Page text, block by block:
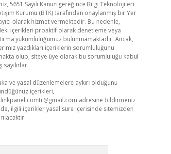
5651 Sayılı Kanun gereğince Bilgi Teknolojileri
Kurumu (BTK) tarafından onaylanmış bir Yer
olarak hizmet vermektedir. Bu nedenle,
içerikleri proaktif olarak denetleme veya
yükümlülüğümüz bulunmamaktadır. Ancak,
yazdıkları içeriklerin sorumluluğunu
olup, siteye üye olarak bu sorumluluğu kabul
sayılırlar.
ve yasal düzenlemelere aykırı olduğunu
içerikleri,
adresine bildirmeniz
ilgili içerikler yasal süre içerisinde sitemizden